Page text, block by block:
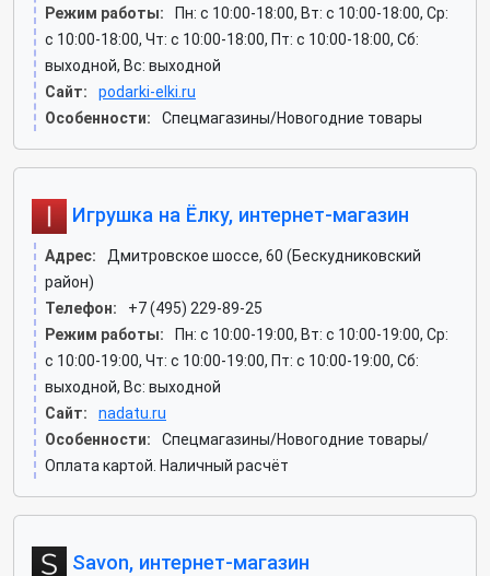
Режим работы:
Пн: c 10:00-18:00, Вт: c 10:00-18:00, Ср:
c 10:00-18:00, Чт: c 10:00-18:00, Пт: c 10:00-18:00, Сб:
выходной, Вс: выходной
Сайт:
podarki-elki.ru
Особенности:
Спецмагазины/Новогодние товары
Игрушка на Ёлку, интернет-магазин
Адрес:
Дмитровское шоссе, 60 (Бескудниковский
район)
Телефон:
+7 (495) 229-89-25
Режим работы:
Пн: c 10:00-19:00, Вт: c 10:00-19:00, Ср:
c 10:00-19:00, Чт: c 10:00-19:00, Пт: c 10:00-19:00, Сб:
выходной, Вс: выходной
Сайт:
nadatu.ru
Особенности:
Спецмагазины/Новогодние товары/
Оплата картой. Наличный расчёт
Savon, интернет-магазин